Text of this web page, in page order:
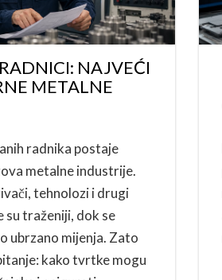
NAJVEĆI
METALNE
radnika postaje
metalne industrije.
tehnolozi i drugi
su traženiji, dok se
ubrzano mijenja. Zato
kako tvrtke mogu